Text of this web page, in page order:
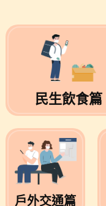
民生飲食篇
戶外交通篇